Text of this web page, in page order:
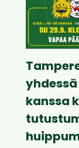
kanssa